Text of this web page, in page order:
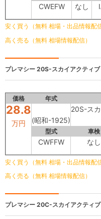
CWEFW なし
安く買う（無料 相場・出品情報配信
高く売る（無料 相場情報配信）
プレマシー 20S-スカイアクティ
価格 年式
28.8
万円 (昭和-1925)
20S-ス
型式 車検
CWFFW なし
安く買う（無料 相場・出品情報配信
高く売る（無料 相場情報配信）
プレマシー 20C-スカイアクティ